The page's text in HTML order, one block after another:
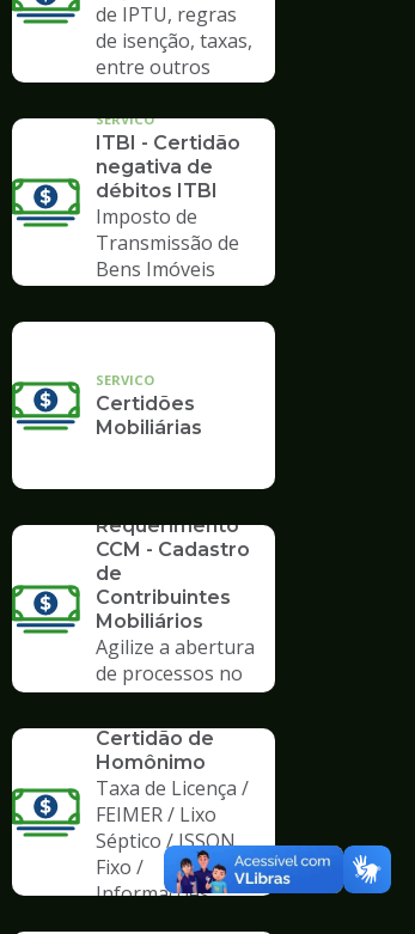
de IPTU, regras
de isenção, taxas,
entre outros
SERVICO
ITBI - Certidão
negativa de
débitos ITBI
Imposto de
Transmissão de
Bens Imóveis
SERVICO
Certidões
Mobiliárias
Requerimento
CCM - Cadastro
de
Contribuintes
Mobiliários
Agilize a abertura
de processos no
Poupatempo
Certidão de
Homônimo
Taxa de Licença /
FEIMER / Lixo
Séptico / ISSQN
Fixo /
Informações